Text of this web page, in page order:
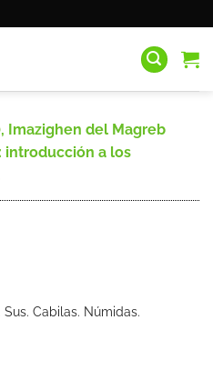
Imazighen del Magreb
a los
Cabilas. Númidas.